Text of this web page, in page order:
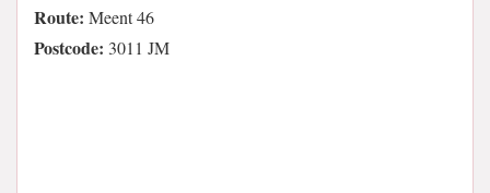
Route: Meent 46
Postcode: 3011 JM